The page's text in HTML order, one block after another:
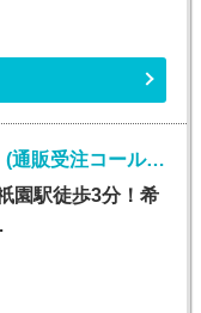
コールセンター・テレオペ（受信）(通販受注コールセンターオペレーター)
園駅徒歩3分！希